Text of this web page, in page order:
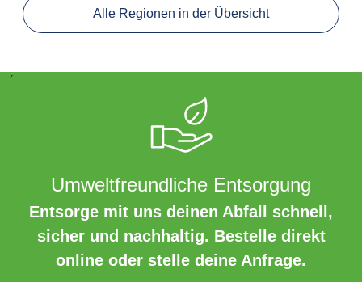
Alle Regionen in der Übersicht
´
Umweltfreundliche Entsorgung
Entsorge mit uns deinen Abfall schnell,
sicher und nachhaltig. Bestelle direkt
online oder stelle deine Anfrage.